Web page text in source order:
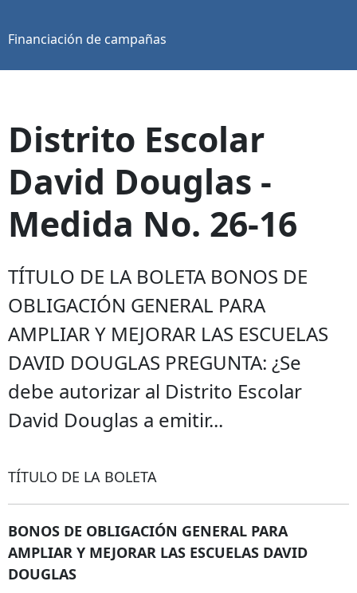
Financiación de campañas
Distrito Escolar
David Douglas -
Medida No. 26-16
TÍTULO DE LA BOLETA BONOS DE
OBLIGACIÓN GENERAL PARA
AMPLIAR Y MEJORAR LAS ESCUELAS
DAVID DOUGLAS PREGUNTA: ¿Se
debe autorizar al Distrito Escolar
David Douglas a emitir...
TÍTULO DE LA BOLETA
BONOS DE OBLIGACIÓN GENERAL PARA
AMPLIAR Y MEJORAR LAS ESCUELAS DAVID
DOUGLAS